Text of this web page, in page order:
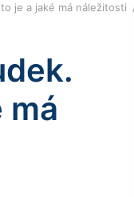
je a jaké má náležitosti
má